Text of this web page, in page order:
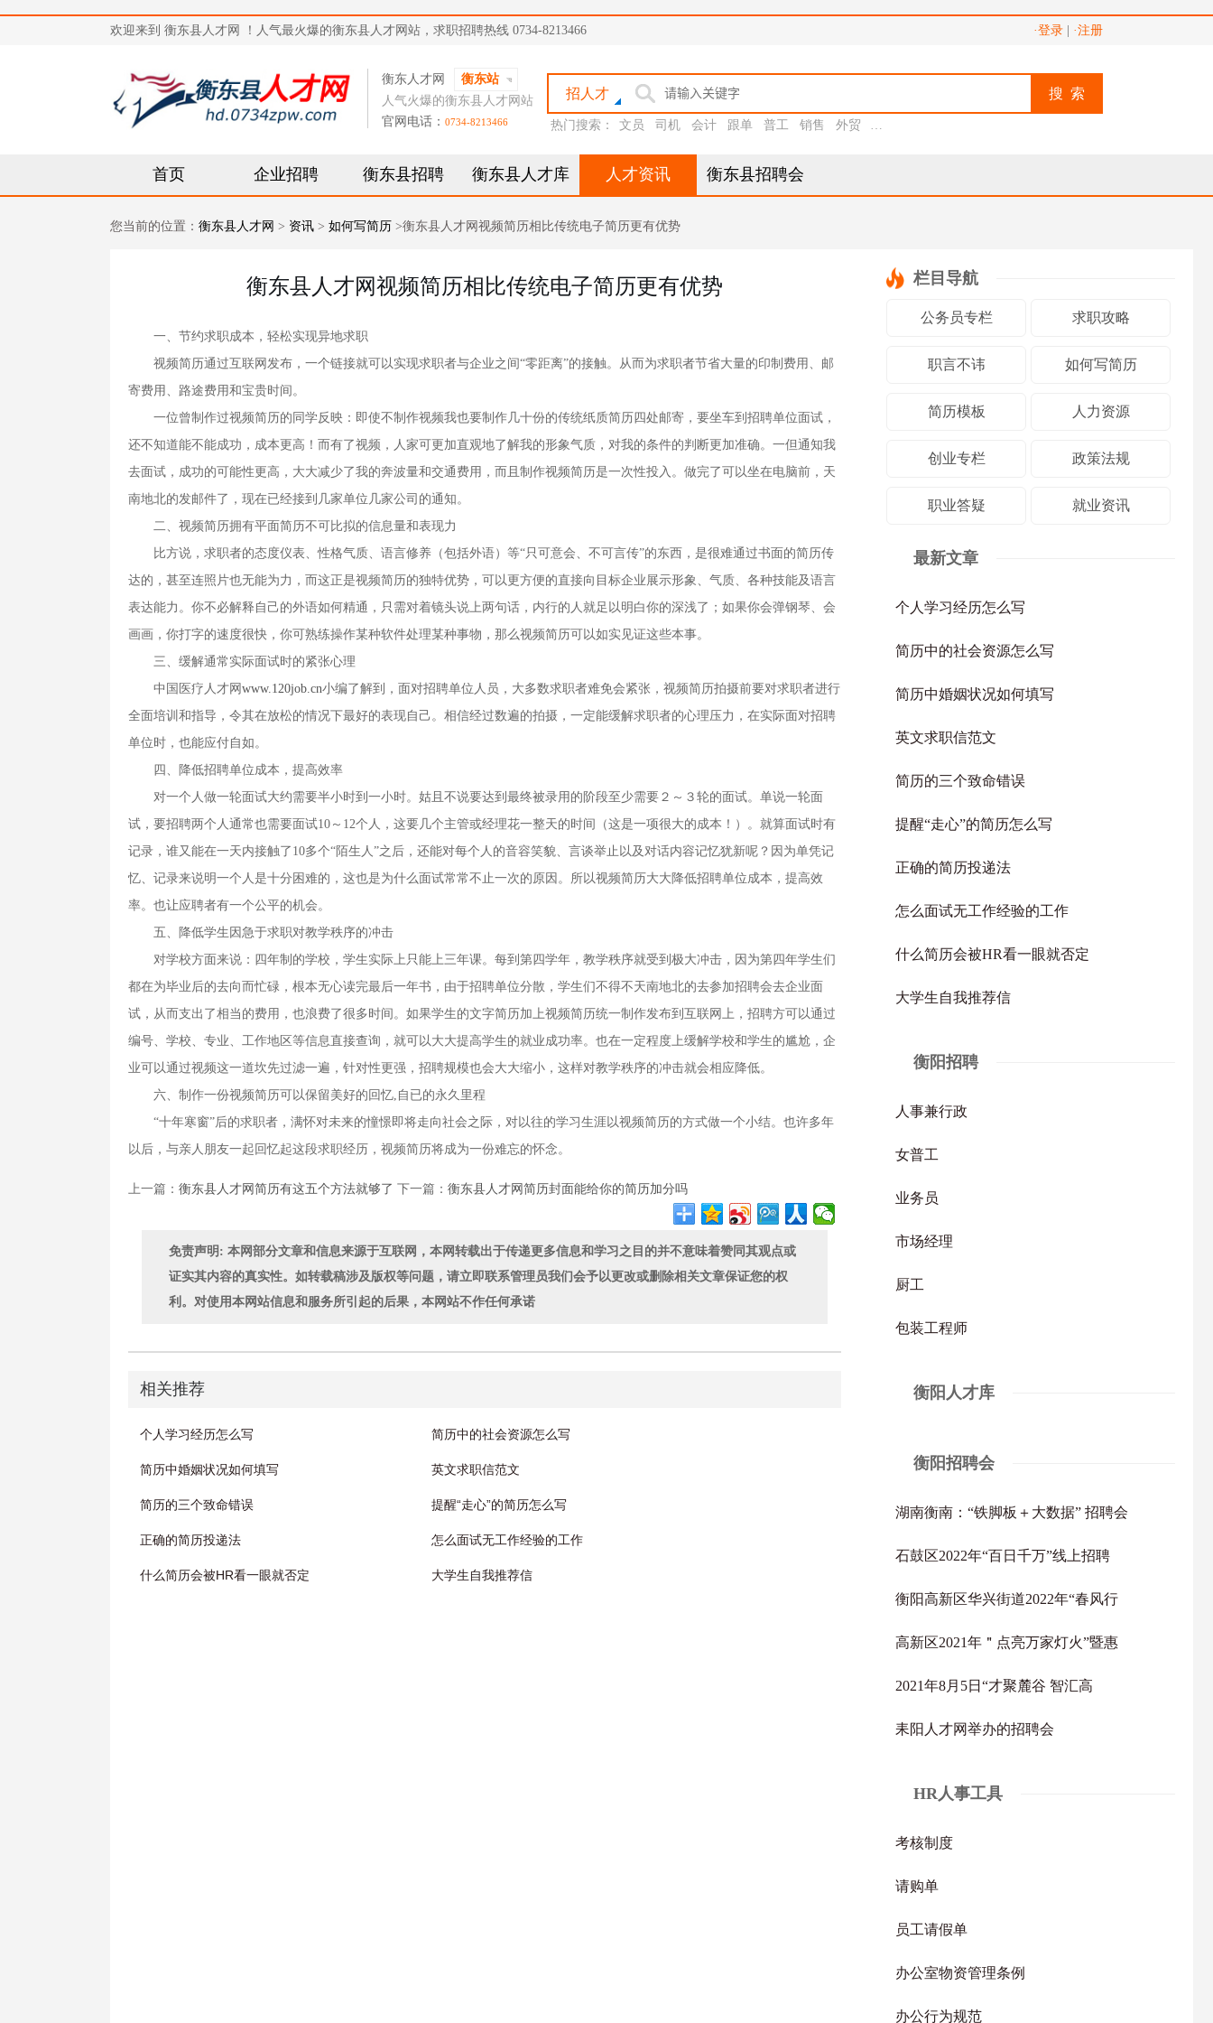
欢迎来到 衡东县人才网 ！人气最火爆的衡东县人才网站，求职招聘热线 0734-8213466 ·登录 ·注册
衡东人才网
衡东站
人气火爆的衡东县人才网站
官网电话： 0734-8213466
招人才 搜 索
热门搜索： 文员 司机 会计 跟单 普工 销售 外贸 助理
首页 企业招聘 衡东县招聘 衡东县人才库 人才资讯 衡东县招聘会
您当前的位置： 衡东县人才网 > 资讯 > 如何写简历 >衡东县人才网视频简历相比传统电子简历更有优势
衡东县人才网视频简历相比传统电子简历更有优势
一、节约求职成本，轻松实现异地求职
视频简历通过互联网发布，一个链接就可以实现求职者与企业之间“零距离”的接触。从而为求职者节省大量的印制费用、邮
寄费用、路途费用和宝贵时间。
一位曾制作过视频简历的同学反映：即使不制作视频我也要制作几十份的传统纸质简历四处邮寄，要坐车到招聘单位面试，
还不知道能不能成功，成本更高！而有了视频，人家可更加直观地了解我的形象气质，对我的条件的判断更加准确。一但通知我
去面试，成功的可能性更高，大大减少了我的奔波量和交通费用，而且制作视频简历是一次性投入。做完了可以坐在电脑前，天
南地北的发邮件了，现在已经接到几家单位几家公司的通知。
二、视频简历拥有平面简历不可比拟的信息量和表现力
比方说，求职者的态度仪表、性格气质、语言修养（包括外语）等“只可意会、不可言传”的东西，是很难通过书面的简历传
达的，甚至连照片也无能为力，而这正是视频简历的独特优势，可以更方便的直接向目标企业展示形象、气质、各种技能及语言
表达能力。你不必解释自己的外语如何精通，只需对着镜头说上两句话，内行的人就足以明白你的深浅了；如果你会弹钢琴、会
画画，你打字的速度很快，你可熟练操作某种软件处理某种事物，那么视频简历可以如实见证这些本事。
三、缓解通常实际面试时的紧张心理
中国医疗人才网 www.120job.cn小编了解到，面对招聘单位人员，大多数求职者难免会紧张，视频简历拍摄前要对求职者进行
全面培训和指导，令其在放松的情况下最好的表现自己。相信经过数遍的拍摄，一定能缓解求职者的心理压力，在实际面对招聘
单位时，也能应付自如。
四、降低招聘单位成本，提高效率
对一个人做一轮面试大约需要半小时到一小时。姑且不说要达到最终被录用的阶段至少需要２～３轮的面试。单说一轮面
试，要招聘两个人通常也需要面试10～12个人，这要几个主管或经理花一整天的时间（这是一项很大的成本！）。就算面试时有
记录，谁又能在一天内接触了10多个“陌生人”之后，还能对每个人的音容笑貌、言谈举止以及对话内容记忆犹新呢？因为单凭记
忆、记录来说明一个人是十分困难的，这也是为什么面试常常不止一次的原因。所以视频简历大大降低招聘单位成本，提高效
率。也让应聘者有一个公平的机会。
五、降低学生因急于求职对教学秩序的冲击
对学校方面来说：四年制的学校，学生实际上只能上三年课。每到第四学年，教学秩序就受到极大冲击，因为第四年学生们
都在为毕业后的去向而忙碌，根本无心读完最后一年书，由于招聘单位分散，学生们不得不天南地北的去参加招聘会去企业面
试，从而支出了相当的费用，也浪费了很多时间。如果学生的文字简历加上视频简历统一制作发布到互联网上，招聘方可以通过
编号、学校、专业、工作地区等信息直接查询，就可以大大提高学生的就业成功率。也在一定程度上缓解学校和学生的尴尬，企
业可以通过视频这一道坎先过滤一遍，针对性更强，招聘规模也会大大缩小，这样对教学秩序的冲击就会相应降低。
六、制作一份视频简历可以保留美好的回忆,自已的永久里程
“十年寒窗”后的求职者，满怀对未来的憧憬即将走向社会之际，对以往的学习生涯以视频简历的方式做一个小结。也许多年
以后，与亲人朋友一起回忆起这段求职经历，视频简历将成为一份难忘的怀念。
上一篇： 衡东县人才网简历有这五个方法就够了 下一篇： 衡东县人才网简历封面能给你的简历加分吗
免责声明: 本网部分文章和信息来源于互联网，本网转载出于传递更多信息和学习之目的并不意味着赞同其观点或
证实其内容的真实性。如转载稿涉及版权等问题，请立即联系管理员我们会予以更改或删除相关文章保证您的权
利。对使用本网站信息和服务所引起的后果，本网站不作任何承诺
相关推荐
个人学习经历怎么写 简历中的社会资源怎么写
简历中婚姻状况如何填写 英文求职信范文
简历的三个致命错误 提醒“走心”的简历怎么写
正确的简历投递法 怎么面试无工作经验的工作
什么简历会被HR看一眼就否定 大学生自我推荐信
栏目导航
公务员专栏 求职攻略
职言不讳 如何写简历
简历模板 人力资源
创业专栏 政策法规
职业答疑 就业资讯
最新文章
个人学习经历怎么写
简历中的社会资源怎么写
简历中婚姻状况如何填写
英文求职信范文
简历的三个致命错误
提醒“走心”的简历怎么写
正确的简历投递法
怎么面试无工作经验的工作
什么简历会被HR看一眼就否定
大学生自我推荐信
衡阳招聘
人事兼行政
女普工
业务员
市场经理
厨工
包装工程师
衡阳人才库
衡阳招聘会
湖南衡南：“铁脚板＋大数据” 招聘会
石鼓区2022年“百日千万”线上招聘
衡阳高新区华兴街道2022年“春风行
高新区2021年＂点亮万家灯火”暨惠
2021年8月5日“才聚麓谷 智汇高
耒阳人才网举办的招聘会
HR人事工具
考核制度
请购单
员工请假单
办公室物资管理条例
办公行为规范